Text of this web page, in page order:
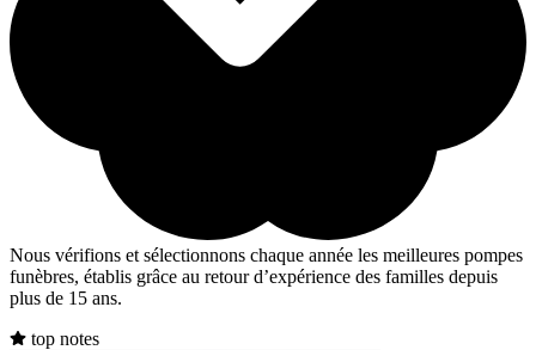
Nous vérifions et sélectionnons chaque année les meilleures pompes
funèbres, établis grâce au retour d’expérience des familles depuis
plus de 15 ans.
top notes